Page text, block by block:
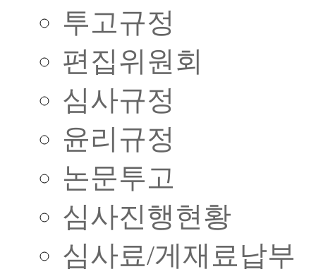
투고규정
편집위원회
심사규정
윤리규정
논문투고
심사진행현황
심사료/게재료납부